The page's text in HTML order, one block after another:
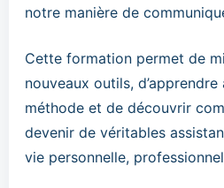
notre manière de
Cette formation permet de
nouveaux outils,
méthode et de découvrir
devenir de véritables
vie personnelle,